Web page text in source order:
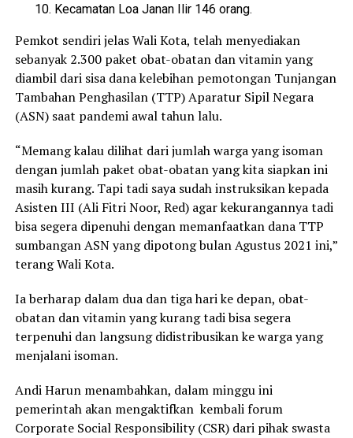
Kecamatan Loa Janan Ilir 146 orang.
Pemkot sendiri jelas Wali Kota, telah menyediakan
sebanyak 2.300 paket obat-obatan dan vitamin yang
diambil dari sisa dana kelebihan pemotongan Tunjangan
Tambahan Penghasilan (TTP) Aparatur Sipil Negara
(ASN) saat pandemi awal tahun lalu.
“Memang kalau dilihat dari jumlah warga yang isoman
dengan jumlah paket obat-obatan yang kita siapkan ini
masih kurang. Tapi tadi saya sudah instruksikan kepada
Asisten III (Ali Fitri Noor, Red) agar kekurangannya tadi
bisa segera dipenuhi dengan memanfaatkan dana TTP
sumbangan ASN yang dipotong bulan Agustus 2021 ini,”
terang Wali Kota.
Ia berharap dalam dua dan tiga hari ke depan, obat-
obatan dan vitamin yang kurang tadi bisa segera
terpenuhi dan langsung didistribusikan ke warga yang
menjalani isoman.
Andi Harun menambahkan, dalam minggu ini
pemerintah akan mengaktifkan kembali forum
Corporate Social Responsibility (CSR) dari pihak swasta